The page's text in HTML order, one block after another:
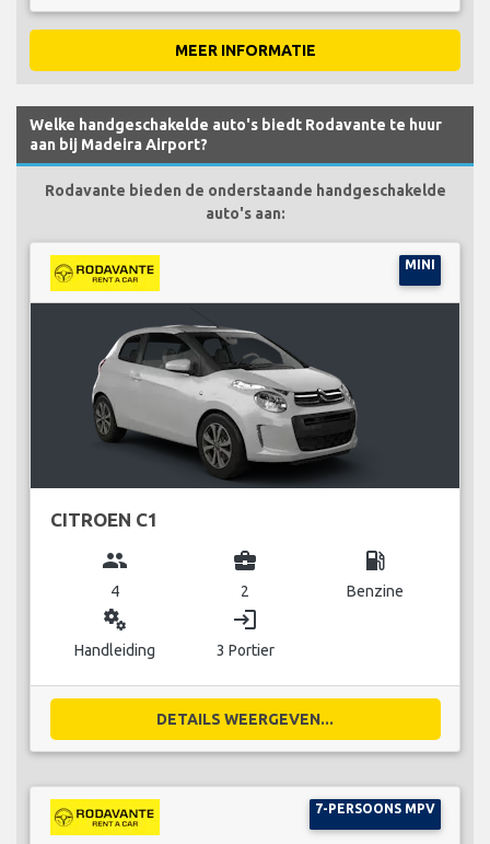
MEER INFORMATIE
Welke handgeschakelde auto's biedt Rodavante te huur
aan bij Madeira Airport?
Rodavante bieden de onderstaande handgeschakelde
auto's aan:
MINI
CITROEN C1
group
4
business_center
2
local_gas_station
Benzine
miscellaneous_services
Handleiding
login
3 Portier
DETAILS WEERGEVEN...
7-PERSOONS MPV